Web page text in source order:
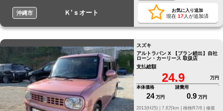
沖縄市 Ｋ’ｓオート お気に入り追加
現在 17人が追加済
スズキ
アルトラパン X 【プラン続出】自社
ローン・カーリース 取扱店
支払総額
24.9
万円
本体価格
24 万円
諸費用
0.9 万円
修復